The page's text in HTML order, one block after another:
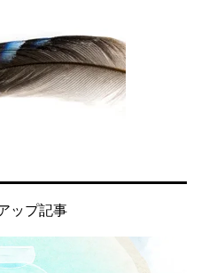
ップ記事